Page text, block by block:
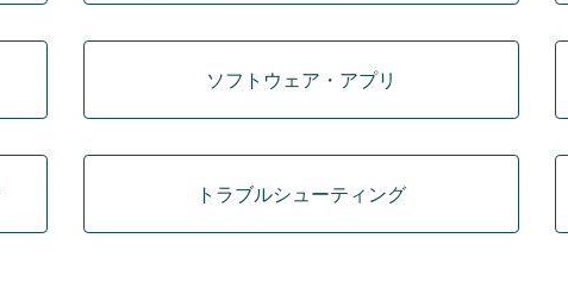
ソフトウェア・アプリ
トラブルシューティング